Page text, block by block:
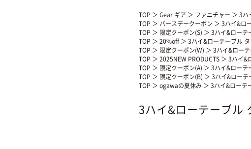
TOP ＞ Gear ギア ＞ ファニチャー ＞ 3ハ
TOP ＞ バースデークーポン ＞ 3ハイ&ロ
TOP ＞ 限定クーポン(S) ＞ 3ハイ&ローテ
TOP ＞ 20%off ＞ 3ハイ&ローテーブル
TOP ＞ 限定クーポン(W) ＞ 3ハイ&ロー
TOP ＞ 2025NEW PRODUCTS ＞ 3ハイ&
TOP ＞ 限定クーポン(A) ＞ 3ハイ&ローテ
TOP ＞ 限定クーポン(B) ＞ 3ハイ&ロー
TOP ＞ ogawaの夏休み ＞ 3ハイ&ローテ
3ハイ&ローテーブル